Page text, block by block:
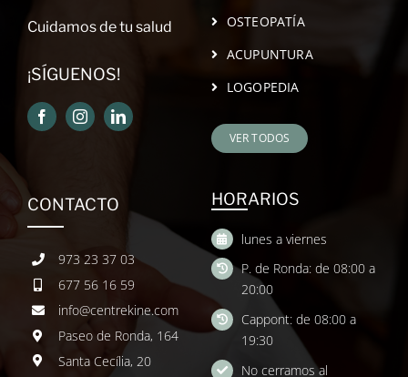
Cuidamos de tu salud
¡SÍGUENOS!
OSTEOPATÍA
ACUPUNTURA
LOGOPEDIA
VER TODOS
CONTACTO
973 23 37 03
677 56 16 59
info@centrekine.com
Paseo de Ronda, 164
Santa Cecília, 20
HORARIOS
lunes a viernes
P. de Ronda: de 08:00 a
20:00
Cappont: de 08:00 a
19:30
No cerramos al